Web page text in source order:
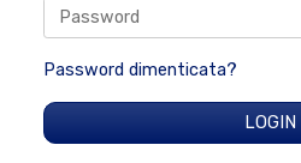
Password dimenticata?